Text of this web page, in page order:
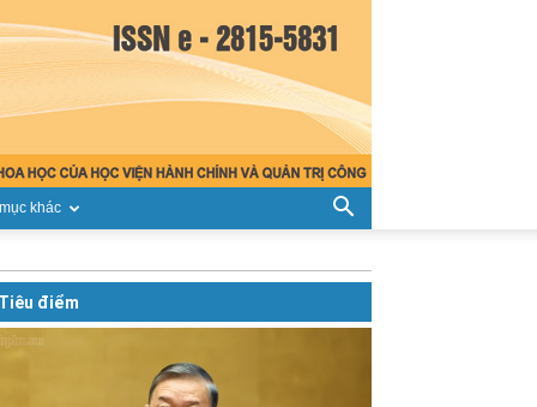
khác
Tiêu điểm